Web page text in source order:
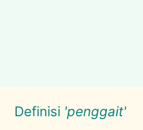
Definisi 'penggait'